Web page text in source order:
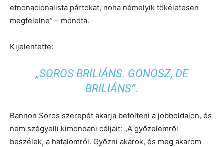
etnonacionalista pártokat, noha némelyik tökéletesen
megfelelne” – mondta.
Kijelentette:
„SOROS BRILIÁNS. GONOSZ, DE
BRILIÁNS”.
Bannon Soros szerepét akarja betölteni a jobboldalon, és
nem szégyelli kimondani céljait: „A győzelemről
beszélek, a hatalomról. Győzni akarok, és meg akarom